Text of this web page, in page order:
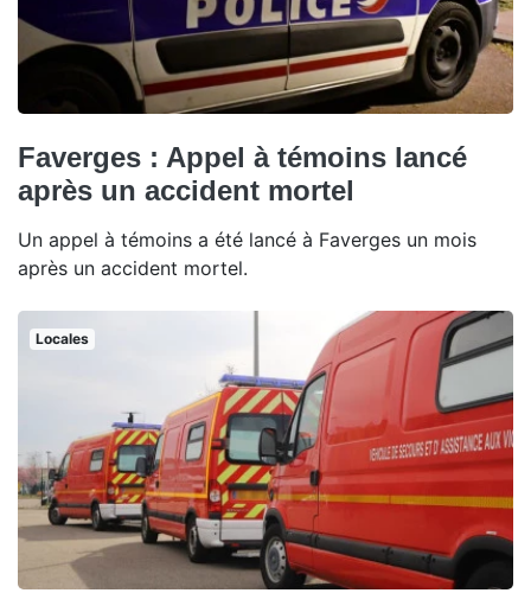
Faverges : Appel à témoins lancé
après un accident mortel
Un appel à témoins a été lancé à Faverges un mois
après un accident mortel.
Locales